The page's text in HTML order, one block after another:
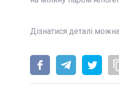
Дізнатися деталі